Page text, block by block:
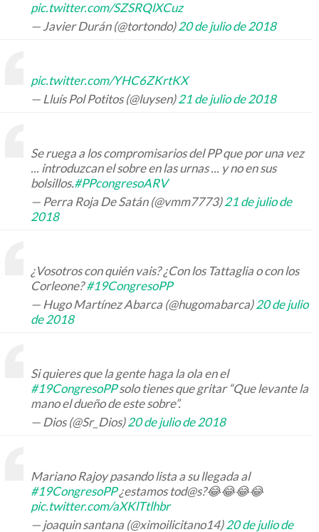
pic.twitter.com/SZSRQlXCuz
— Javier Durán (@tortondo)20 de julio de 2018
pic.twitter.com/YHC6ZKrtKX
— Lluís Pol Potitos (@luysen)21 de julio de 2018
Se ruega a los compromisarios del PP que por una vez
... introduzcan el sobre en las urnas ... y no en sus
bolsillos.#PPcongresoARV
— Perra Roja De Satán (@vmm7773)21 de julio de
2018
¿Vosotros con quién vais? ¿Con los Tattaglia o con los
Corleone?#19CongresoPP
— Hugo Martínez Abarca (@hugomabarca)20 de julio
de 2018
Si quieres que la gente haga la ola en el
#19CongresoPPsolo tienes que gritar “Que levante la
mano el dueño de este sobre”.
— Dios (@Sr_Dios)20 de julio de 2018
Mariano Rajoy pasando lista a su llegada al
#19CongresoPP¿estamos tod@s?😂😂😂😂
pic.twitter.com/aXKlTtlhbr
— joaquin santana (@ximoilicitano14)20 de julio de